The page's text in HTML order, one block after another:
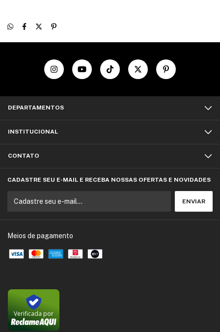
DEPARTAMENTOS
INSTITUCIONAL
CONTATO
CADASTRE SEU E-MAIL E RECEBA NOSSAS OFERTAS E NOVIDADES
Meios de pagamento
Verificada por